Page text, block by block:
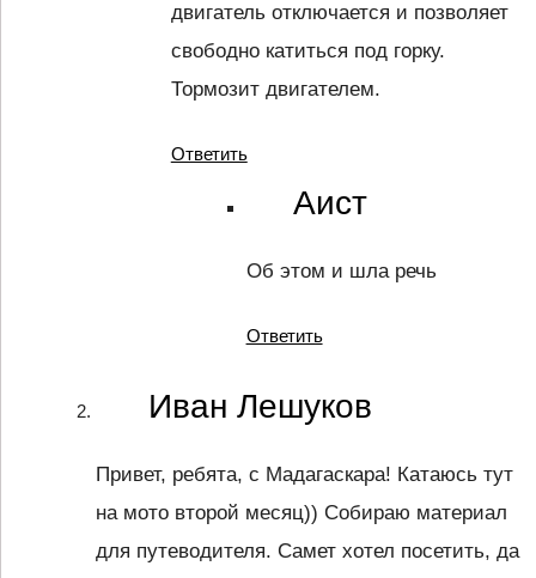
двигатель отключается и позволяет
свободно катиться под горку.
Тормозит двигателем.
Ответить
Аист
Об этом и шла речь
Ответить
Иван Лешуков
Привет, ребята, с Мадагаскара! Катаюсь тут
на мото второй месяц)) Собираю материал
для путеводителя. Самет хотел посетить, да